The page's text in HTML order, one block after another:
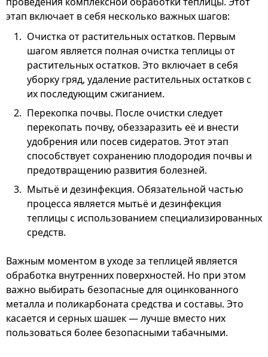
этап включает в себя несколько важных шагов:
Очистка от растительных остатков. Первым
шагом является полная очистка теплицы от
растительных остатков. Это включает в себя
уборку гряд, удаление растительных остатков с
их последующим сжиганием.
Перекопка почвы. После очистки следует
перекопать почву, обеззаразить её и внести
удобрения или посев сидератов. Этот этап
способствует сохранению плодородия почвы и
предотвращению развития болезней.
Мытьё и дезинфекция. Обязательной частью
процесса является мытьё и дезинфекция
теплицы с использованием специализированных
средств.
Важным моментом в уходе за теплицей является
обработка внутренних поверхностей. Но при этом
важно выбирать безопасные для оцинкованного
металла и поликарбоната средства и составы. Это
касается и серных шашек — лучше вместо них
пользоваться более безопасными табачными.